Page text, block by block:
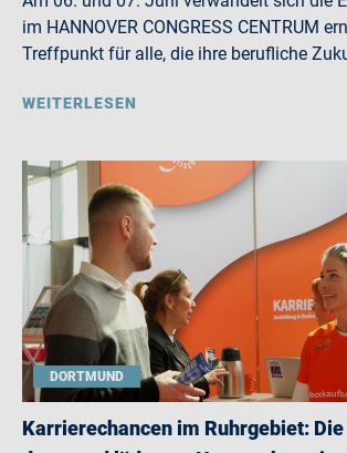
im HANNOVER CONGRESS CENTRUM
Treffpunkt für alle, die ihre berufliche
WEITERLESEN
DORTMUND
Karrierechancen im Ruhrgebiet: